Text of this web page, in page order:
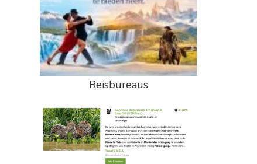
Reisbureaus